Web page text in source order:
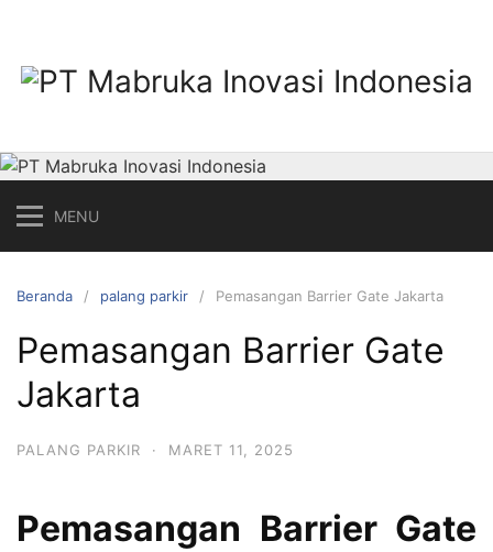
konten
MENU
Beranda palang parkir Pemasangan Barrier Gate Jakarta
Pemasangan Barrier Gate
Jakarta
PALANG PARKIR · MARET 11, 2025
Pemasangan Barrier Gate